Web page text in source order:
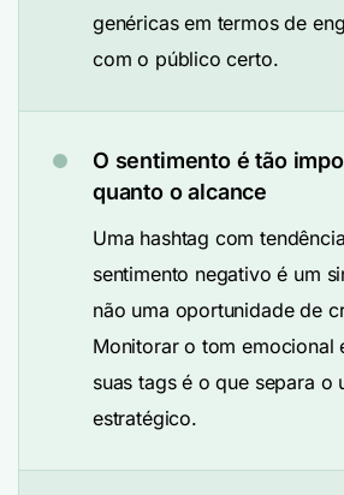
genéricas em termos de
com o público certo.
O sentimento é tão
quanto o alcance
Uma hashtag com
sentimento negativo é um
não uma oportunidade de
Monitorar o tom emocional
suas tags é o que separa o
estratégico.